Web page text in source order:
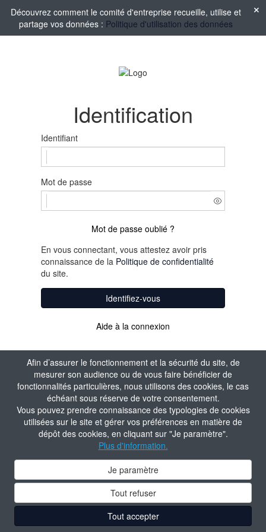
Afin d’assurer le fonctionnement et la sécurité du site, de
mesurer son audience ou de vous faire bénéficier de
fonctionnalités particulières, nous utilisons des cookies, le cas
échéant sous réserve de votre consentement.
Vous pouvez prendre connaissance des typologies de cookies
utilisées sur le site et gérer vos préférences en matière de
dépôt des cookies, en cliquant sur "Je paramètre".
Plus d'information.
Je paramètre
Tout refuser
Tout accepter
Découvrez comment le comité d'entreprise recueille, utilise et
partage vos données : Politique d'utilisation des données
Identification
Identifiant
Mot de passe
Mot de passe oublié ?
En vous connectant, vous attestez avoir pris
connaissance de la Politique de confidentialité
du site.
Identifiez-vous
Aide à la connexion